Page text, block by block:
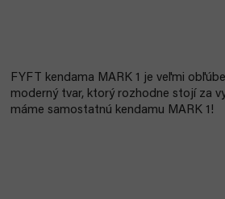
FYFT kendama MARK 1 je veľmi
moderný tvar, ktorý rozhodne stojí za
máme samostatnú kendamu MARK 1!